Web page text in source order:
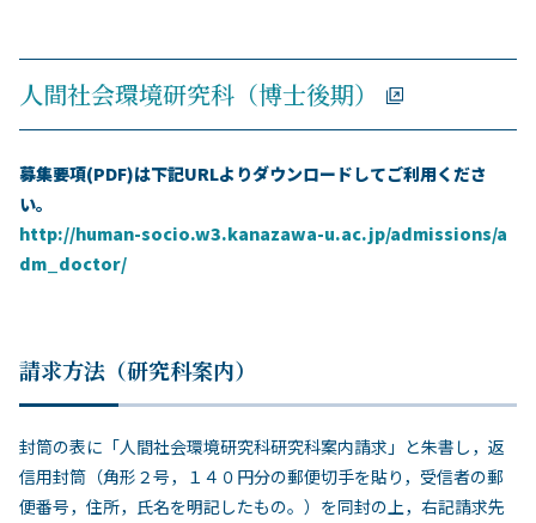
人間社会環境研究科（博士後期）
募集要項(PDF)は下記URLよりダウンロードしてご利用くださ
い。
http://human-socio.w3.kanazawa-u.ac.jp/admissions/a
dm_doctor/
請求方法（研究科案内）
封筒の表に「人間社会環境研究科研究科案内請求」と朱書し，返
信用封筒（角形２号，１４０円分の郵便切手を貼り，受信者の郵
便番号，住所，氏名を明記したもの。）を同封の上，右記請求先